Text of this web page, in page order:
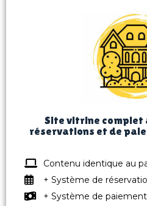
Site vitrine complet
réservations et de
Contenu identique au
+ Système de
+ Système de